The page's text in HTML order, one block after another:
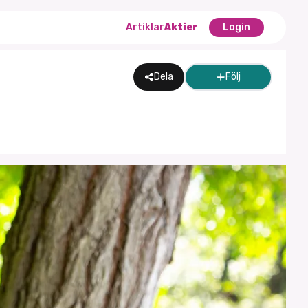
ArtiklarAktier Login
Dela Följ